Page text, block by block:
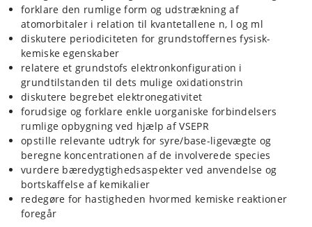
forklare den rumlige form og udstrækning af
atomorbitaler i relation til kvantetallene n, l og ml
diskutere periodiciteten for grundstoffernes fysisk-
kemiske egenskaber
relatere et grundstofs elektronkonfiguration i
grundtilstanden til dets mulige oxidationstrin
diskutere begrebet elektronegativitet
forudsige og forklare enkle uorganiske forbindelsers
rumlige opbygning ved hjælp af VSEPR
opstille relevante udtryk for syre/base-ligevægte og
beregne koncentrationen af de involverede species
vurdere bæredygtighedsaspekter ved anvendelse og
bortskaffelse af kemikalier
redegøre for hastigheden hvormed kemiske reaktioner
foregår